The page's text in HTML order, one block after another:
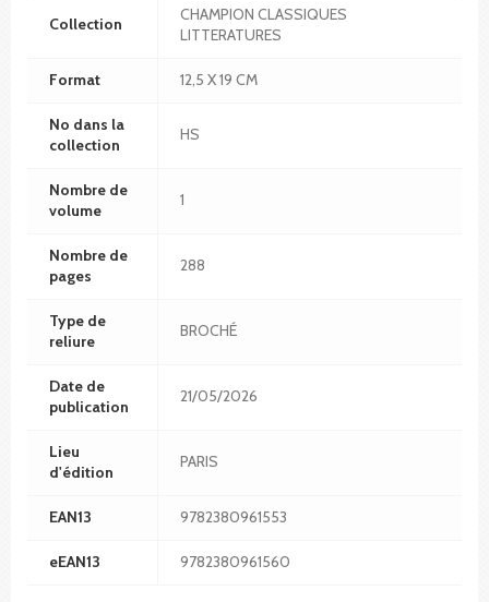
Collection
CHAMPION CLASSIQUES
LITTERATURES
Format 12,5 X 19 CM
No dans la
collection
HS
Nombre de
volume
1
Nombre de
pages
288
Type de
reliure
BROCHÉ
Date de
publication
21/05/2026
Lieu
d'édition
PARIS
EAN13 9782380961553
eEAN13 9782380961560